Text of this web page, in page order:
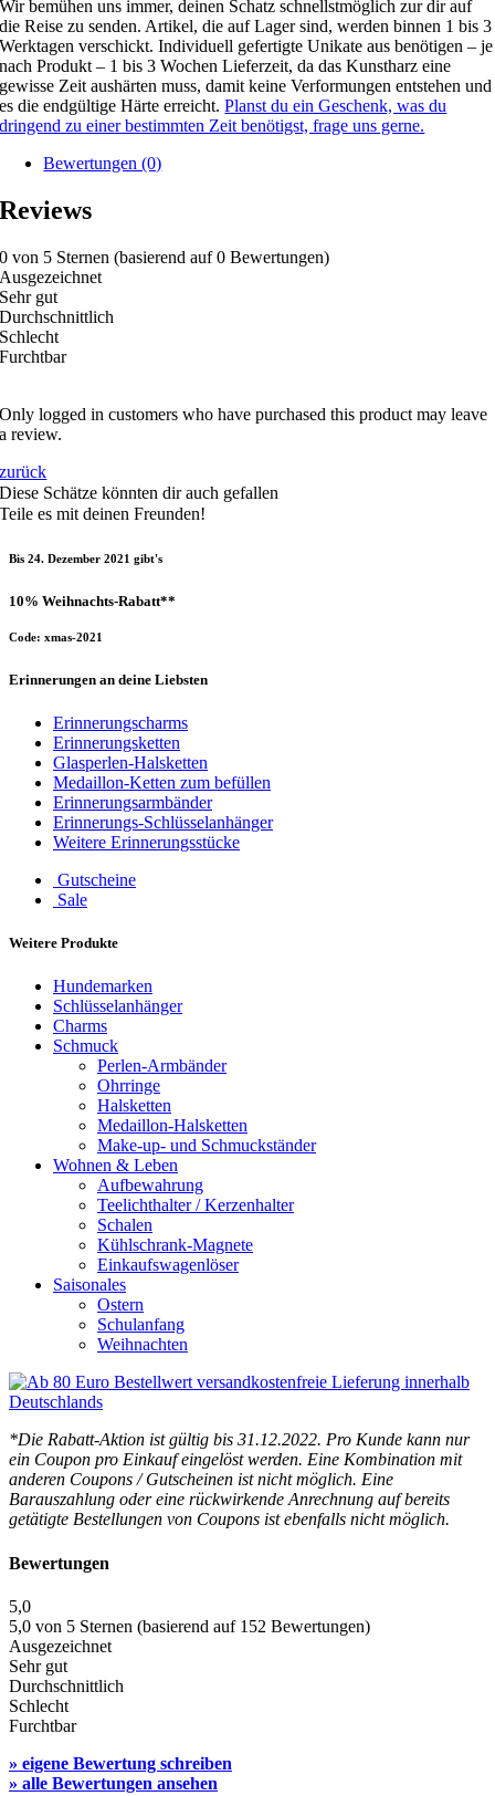
Wir bemühen uns immer, deinen Schatz schnellstmöglich zur dir auf
die Reise zu senden. Artikel, die auf Lager sind, werden binnen 1 bis 3
Werktagen verschickt. Individuell gefertigte Unikate aus benötigen – je
nach Produkt – 1 bis 3 Wochen Lieferzeit, da das Kunstharz eine
gewisse Zeit aushärten muss, damit keine Verformungen entstehen und
es die endgültige Härte erreicht.Planst du ein Geschenk, was du
dringend zu einer bestimmten Zeit benötigst, frage uns gerne.
Bewertungen (0)
Reviews
0 von 5 Sternen (basierend auf 0 Bewertungen)
Ausgezeichnet
Sehr gut
Durchschnittlich
Schlecht
Furchtbar
Only logged in customers who have purchased this product may leave
a review.
zurück
Diese Schätze könnten dir auch gefallen
Teile es mit deinen Freunden!
Bis 24. Dezember 2021 gibt's
10% Weihnachts-Rabatt**
Code: xmas-2021
Erinnerungen an deine Liebsten
Erinnerungscharms
Erinnerungsketten
Glasperlen-Halsketten
Medaillon-Ketten zum befüllen
Erinnerungsarmbänder
Erinnerungs-Schlüsselanhänger
Weitere Erinnerungsstücke
Gutscheine
Sale
Weitere Produkte
Hundemarken
Schlüsselanhänger
Charms
Schmuck
Perlen-Armbänder
Ohrringe
Halsketten
Medaillon-Halsketten
Make-up- und Schmuckständer
Wohnen & Leben
Aufbewahrung
Teelichthalter / Kerzenhalter
Schalen
Kühlschrank-Magnete
Einkaufswagenlöser
Saisonales
Ostern
Schulanfang
Weihnachten
*Die Rabatt-Aktion ist gültig bis 31.12.2022. Pro Kunde kann nur
ein Coupon pro Einkauf eingelöst werden. Eine Kombination mit
anderen Coupons / Gutscheinen ist nicht möglich. Eine
Barauszahlung oder eine rückwirkende Anrechnung auf bereits
getätigte Bestellungen von Coupons ist ebenfalls nicht möglich.
Bewertungen
5,0
5,0 von 5 Sternen (basierend auf 152 Bewertungen)
Ausgezeichnet
Sehr gut
Durchschnittlich
Schlecht
Furchtbar
» eigene Bewertung schreiben
» alle Bewertungen ansehen